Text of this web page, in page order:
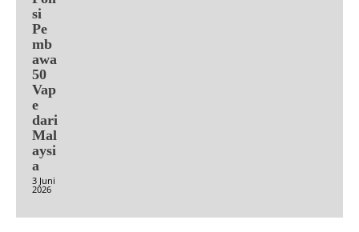
si
Pe
mb
awa
50
Vap
e
dari
Mal
aysi
a
3 Juni
2026